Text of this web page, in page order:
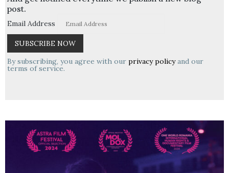
post.
Email Address
By subscribing, you agree with our privacy policyand our
terms of service.